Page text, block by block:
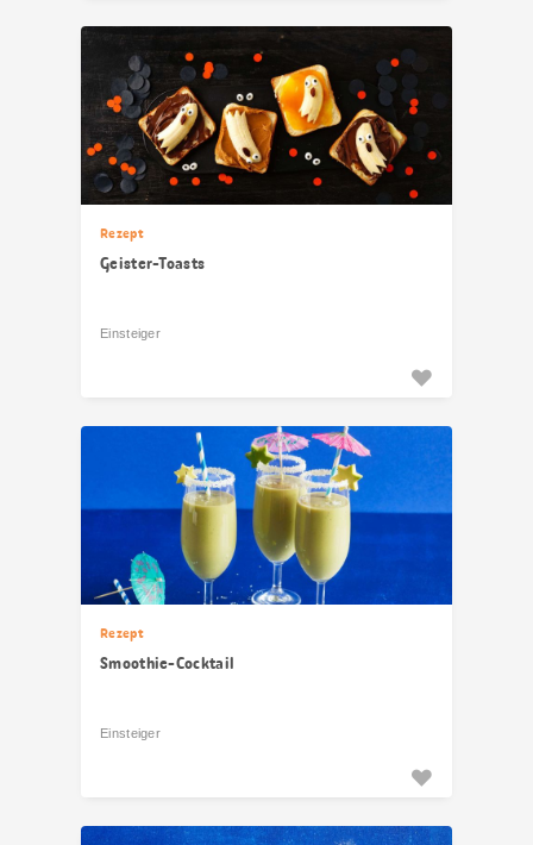
Rezept
Geister-Toasts
Einsteiger
Rezept
Smoothie-Cocktail
Einsteiger